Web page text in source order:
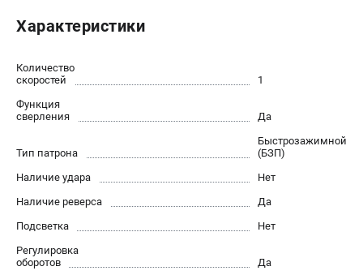
Новости
Как нас найти
Комбинированные станки
Ленточнопильные станки
Рейсмусы
Сверлильные станки
Стружкоотсосы
Фуговальные станки
Характеристики
Количество
скоростей
1
Функция
сверления
Да
Тип патрона
Быстрозажимной
(БЗП)
Наличие удара
Нет
Наличие реверса
Да
Подсветка
Нет
Регулировка
оборотов
Да